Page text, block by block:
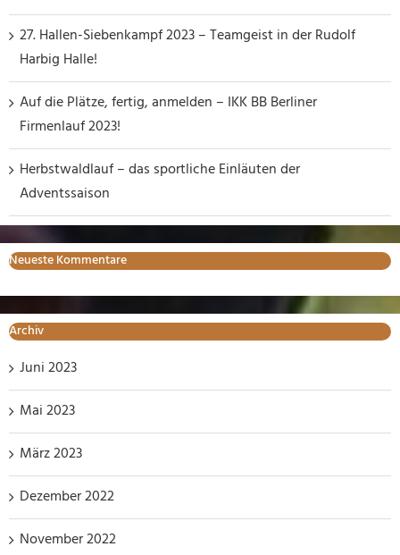
27. Hallen-Siebenkampf 2023 – Teamgeist in der Rudolf
Harbig Halle!
Auf die Plätze, fertig, anmelden – IKK BB Berliner
Firmenlauf 2023!
Herbstwaldlauf – das sportliche Einläuten der
Adventssaison
Neueste Kommentare
Archiv
Juni 2023
Mai 2023
März 2023
Dezember 2022
November 2022